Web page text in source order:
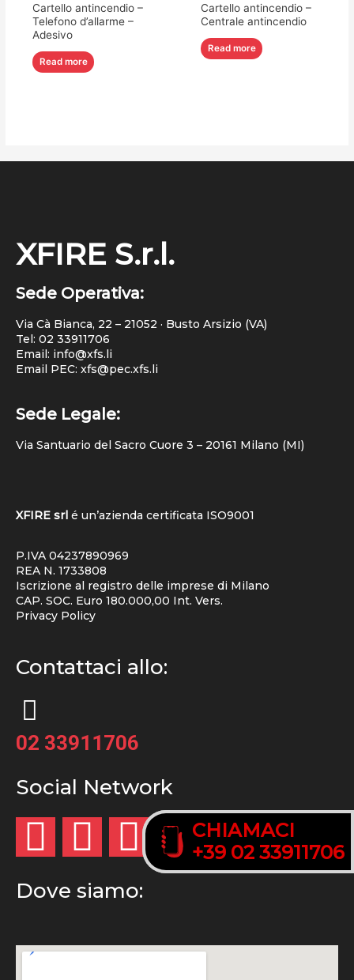
Cartello antincendio –
Telefono d’allarme –
Adesivo
Read more
Cartello antincendio –
Centrale antincendio
Read more
XFIRE S.r.l.
Sede Operativa:
Via Cà Bianca, 22 – 21052 · Busto Arsizio (VA)
Tel: 02 33911706
Email: info@xfs.li
Email PEC: xfs@pec.xfs.li
Sede Legale:
Via Santuario del Sacro Cuore 3 – 20161 Milano (MI)
XFIRE srl é un’azienda certificata ISO9001
P.IVA 04237890969
REA N. 1733808
Iscrizione al registro delle imprese di Milano
CAP. SOC. Euro 180.000,00 Int. Vers.
Privacy Policy
Contattaci allo:
02 33911706
Social Network
CHIAMACI
+39 02 33911706
Dove siamo:
CHIAMACI
+39 02 33911706